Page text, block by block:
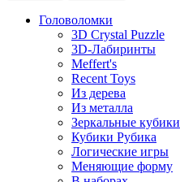
Головоломки
3D Crystal Puzzle
3D-Лабиринты
Meffert's
Recent Toys
Из дерева
Из металла
Зеркальные кубики
Кубики Рубика
Логические игры
Меняющие форму